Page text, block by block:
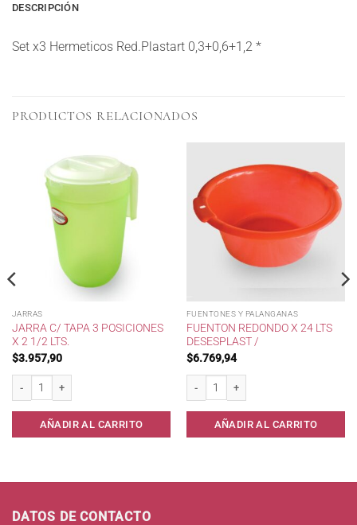
DESCRIPCIÓN
Set x3 Hermeticos Red.Plastart 0,3+0,6+1,2 *
PRODUCTOS RELACIONADOS
JARRAS
JARRA C/ TAPA 3 POSICIONES
X 2 1/2 LTS.
$3.957,90
AÑADIR AL CARRITO
FUENTONES Y PALANGANAS
FUENTON REDONDO X 24 LTS
DESESPLAST /
$6.769,94
AÑADIR AL CARRITO
DATOS DE CONTACTO